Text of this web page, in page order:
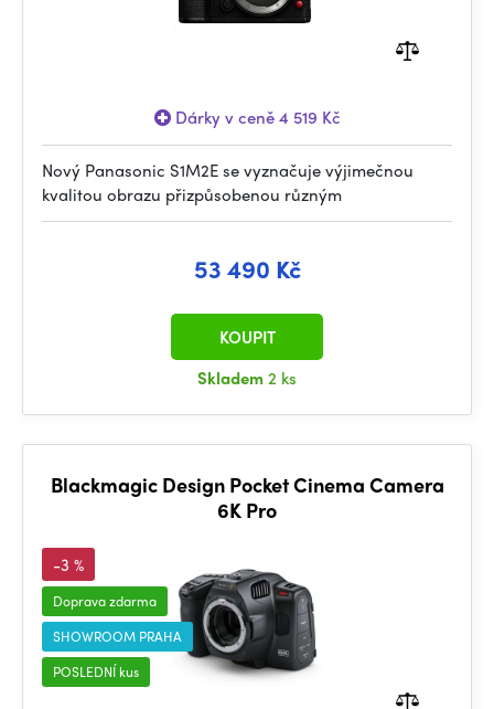
Dárky v ceně 4 519 Kč
Nový Panasonic S1M2E se vyznačuje výjimečnou
kvalitou obrazu přizpůsobenou různým
53 490 Kč
Skladem2 ks
KOUPIT
Blackmagic Design Pocket Cinema Camera
6K Pro
-3 %
Doprava zdarma
SHOWROOM PRAHA
POSLEDNÍ kus